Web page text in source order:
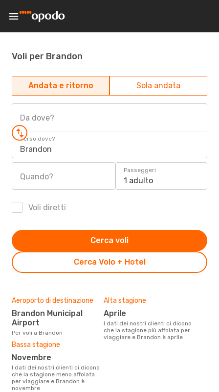
Voli per Brandon
Andata e ritorno Sola andata
Da dove?
Verso dove?
Brandon
Quando?
Passeggeri
1 adulto
Voli diretti
Cerca Volo + Hotel
Cerca voli
Aeroporto di destinazione
Brandon Municipal
Airport
Per voli a Brandon
Alta stagione
aprile
I dati dei nostri clienti ci dicono
che la stagione più affolata per
viaggiare e Brandon è aprile
Bassa stagione
novembre
I dati dei nostri clienti ci dicono
che la stagione meno affolata
per viaggiare e Brandon è
novembre